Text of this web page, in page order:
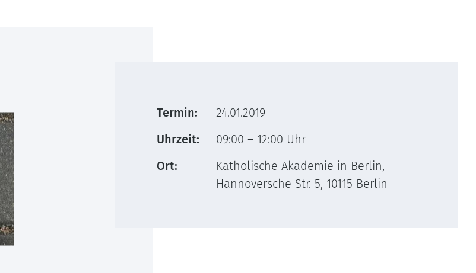
Termin:
24.01.2019
Uhrzeit:
09:00 – 12:00 Uhr
Ort:
Katholische Akademie in Berlin,
Hannoversche Str. 5, 10115 Berlin